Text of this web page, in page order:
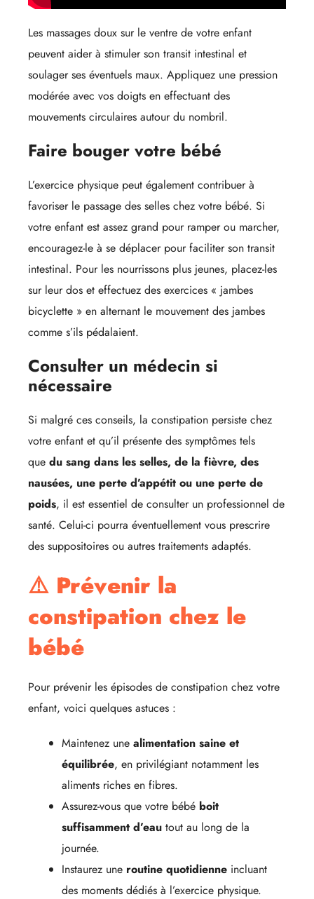
Les massages doux sur le ventre de votre enfant
peuvent aider à stimuler son transit intestinal et
soulager ses éventuels maux. Appliquez une pression
modérée avec vos doigts en effectuant des
mouvements circulaires autour du nombril.
Faire bouger votre bébé
L’exercice physique peut également contribuer à
favoriser le passage des selles chez votre bébé. Si
votre enfant est assez grand pour ramper ou marcher,
encouragez-le à se déplacer pour faciliter son transit
intestinal. Pour les nourrissons plus jeunes, placez-les
sur leur dos et effectuez des exercices « jambes
bicyclette » en alternant le mouvement des jambes
comme s’ils pédalaient.
Consulter un médecin si
nécessaire
Si malgré ces conseils, la constipation persiste chez
votre enfant et qu’il présente des symptômes tels
que du sang dans les selles, de la fièvre, des
nausées, une perte d’appétit ou une perte de
poids, il est essentiel de consulter un professionnel de
santé. Celui-ci pourra éventuellement vous prescrire
des suppositoires ou autres traitements adaptés.
⚠️ Prévenir la
constipation chez le
bébé
Pour prévenir les épisodes de constipation chez votre
enfant, voici quelques astuces :
Maintenez une alimentation saine et
équilibrée, en privilégiant notamment les
aliments riches en fibres.
Assurez-vous que votre bébé boit
suffisamment d’eau tout au long de la
journée.
Instaurez une routine quotidienne incluant
des moments dédiés à l’exercice physique.